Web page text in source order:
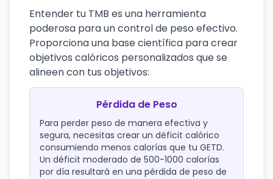
Entender tu TMB es una herramienta
poderosa para un control de peso efectivo.
Proporciona una base científica para crear
objetivos calóricos personalizados que se
alineen con tus objetivos:
Pérdida de Peso
Para perder peso de manera efectiva y
segura, necesitas crear un déficit calórico
consumiendo menos calorías que tu GETD.
Un déficit moderado de 500-1000 calorías
por día resultará en una pérdida de peso de